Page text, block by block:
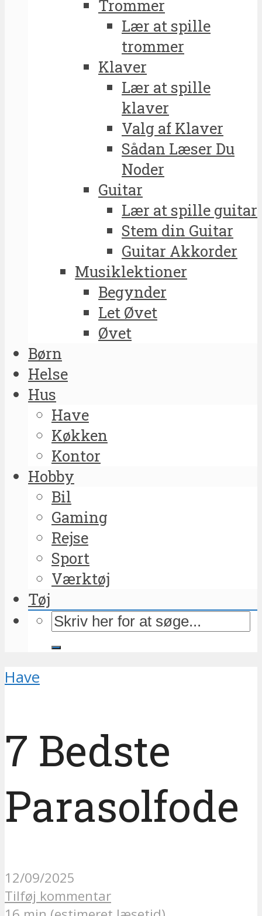
Trommer
Lær at spille
trommer
Klaver
Lær at spille
klaver
Valg af Klaver
Sådan Læser Du
Noder
Guitar
Lær at spille guitar
Stem din Guitar
Guitar Akkorder
Musiklektioner
Begynder
Let Øvet
Øvet
Børn
Helse
Hus
Have
Køkken
Kontor
Hobby
Bil
Gaming
Rejse
Sport
Værktøj
Tøj
Have
7 Bedste
Parasolfode
12/09/2025
Tilføj kommentar